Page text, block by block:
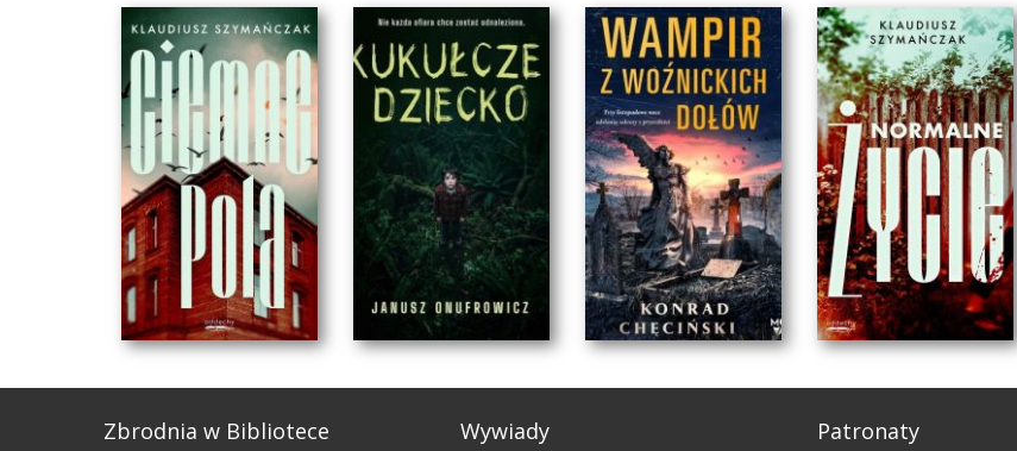
Zbrodnia w Bibliotece Wywiady Patronaty